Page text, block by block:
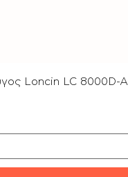
Loncin LC 8000D-A